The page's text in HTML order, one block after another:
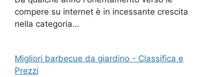
compere su internet è in incessante crescita
nella categoria…
Migliori barbecue da giardino - Classifica e
Prezzi